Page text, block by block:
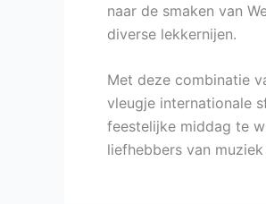
naar de smaken van
diverse lekkernijen.
Met deze combinatie
vleugje internationale
feestelijke middag te
liefhebbers van